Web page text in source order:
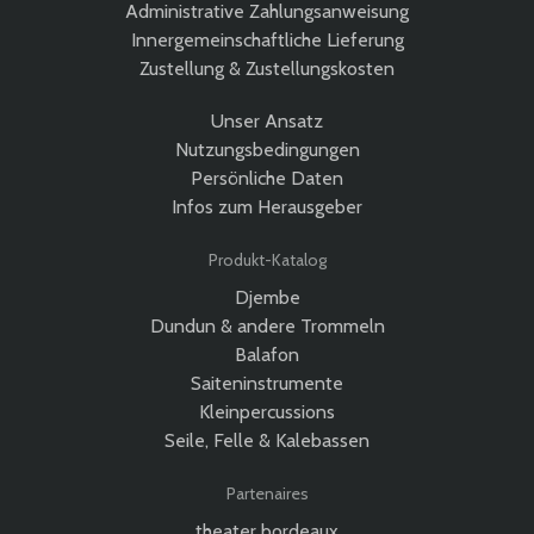
Administrative Zahlungsanweisung
Innergemeinschaftliche Lieferung
Zustellung & Zustellungskosten
Unser Ansatz
Nutzungsbedingungen
Persönliche Daten
Infos zum Herausgeber
Produkt-Katalog
Djembe
Dundun & andere Trommeln
Balafon
Saiteninstrumente
Kleinpercussions
Seile, Felle & Kalebassen
Partenaires